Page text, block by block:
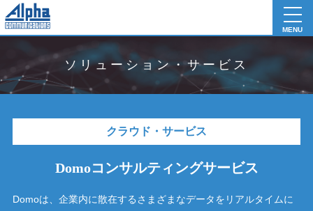
MENU
ソリューション・サービス
クラウド・サービス
Domoコンサルティングサービス
Domoは、企業内に散在するさまざまなデータをリアルタイムに